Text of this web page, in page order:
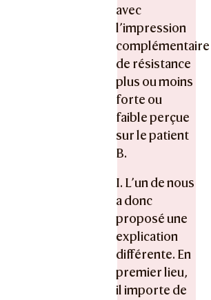
avec
l’impression
complémentaire
de résistance
plus ou moins
forte ou
faible perçue
sur le patient
B.
I. L’un de nous
a donc
proposé une
explication
différente. En
premier lieu,
il importe de